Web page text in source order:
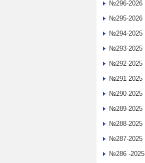
№296-2026
№295-2026
№294-2025
№293-2025
№292-2025
№291-2025
№290-2025
№289-2025
№288-2025
№287-2025
№286 -2025